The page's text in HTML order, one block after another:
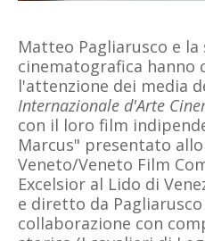
Matteo Pagliarusco e
cinematografica hanno
l'attenzione dei media
Internazionale d'Arte
con il loro film
Marcus" presentato
Veneto/Veneto Film
Excelsior al Lido di
e diretto da
collaborazione con